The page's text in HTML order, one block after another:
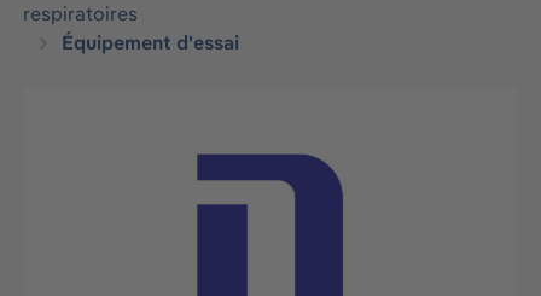
respiratoires
Équipement d'essai
Ignorer la galerie d'images